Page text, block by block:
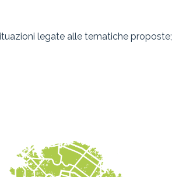
legate alle tematiche proposte;